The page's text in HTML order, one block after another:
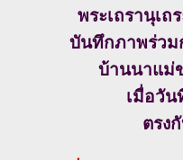
พระเถรานุเ
บันทึกภาพร่วม
บ้านนาแม่
เมื่อวั
ตรง